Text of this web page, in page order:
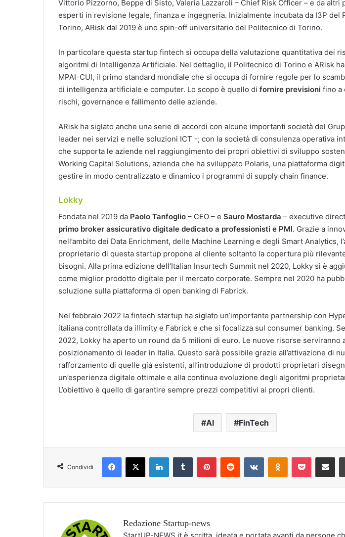
Vittorio Pizzorno, Beppe di Sisto, Valeria Lazzaroli – Chief Risk Officer – e da altri
esperti in revisione legale, finanza e ingegneria. Inizialmente incubata da I3P del
Torino, ARisk dal 2019 è uno spin-off universitario del Politecnico di Torino.
In particolare questa startup fintech si occupa della valutazione quantitativa dei
algoritmi di Intelligenza Artificiale. Nel dettaglio, il Politecnico di Torino e ARisk
MPAI-CUI, il primo standard mondiale che si occupa di fornire regole per lo
di intelligenza artificiale e computer. Lo scopo è quello di fornire previsioni fino a
rischi, governance e fallimento delle aziende.
ARisk ha siglato anche una serie di accordi con alcune importanti società del
leader nei servizi e nelle soluzioni ICT -; con la società di consulenza operativa
che supporta le aziende nel raggiungimento dei propri obiettivi di sviluppo
Working Capital Solutions, azienda che ha sviluppato Polaris, una piattaforma
gestire in modo centralizzato e dinamico i programmi di supply chain finance.
Lokky
Fondata nel 2019 da Paolo Tanfoglio – CEO – e Sauro Mostarda – executive
primo broker assicurativo digitale dedicato a professionisti e PMI. Grazie a
nell’ambito dei Data Enrichment, delle Machine Learning e degli Smart Analytics,
proprietario di questa startup propone al cliente soltanto la copertura più
bisogni. Alla prima edizione dell’Italian Insurtech Summit nel 2020, Lokky si è
come miglior prodotto digitale per il mercato corporate. Sempre nel 2020 ha
soluzione sulla piattaforma di open banking di Fabrick.
Nel febbraio 2022 la fintech startup ha siglato un’importante partnership con
italiana controllata da illimity e Fabrick e che si focalizza sul consumer banking.
2022, Lokky ha aperto un round da 5 milioni di euro. Le nuove risorse serviranno
posizionamento di leader in Italia. Questo sarà possibile grazie all’attivazione di
rafforzamento di quelle già esistenti, all’introduzione di prodotti proprietari
un’esperienza digitale ottimale e alla continua evoluzione degli algoritmi
L’obiettivo è quello di garantire sempre prezzi competitivi ai propri clienti.
AI FinTech
Condividi
Facebook
X LinkedInTumblrPinterestRedditVKontakteOdnoklassniki
Pocket
Redazione Startup-news